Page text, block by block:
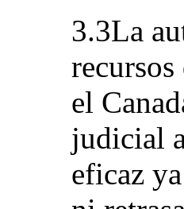
3.3La
el
judicial
eficaz